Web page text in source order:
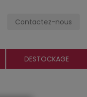
Contactez-nous
DESTOCKAGE